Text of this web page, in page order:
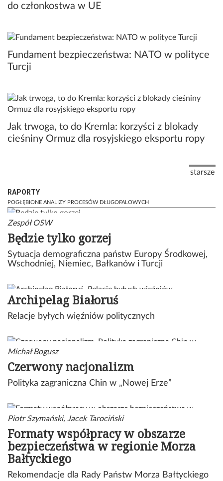
do członkostwa w UE
Fundament bezpieczeństwa: NATO w polityce
Turcji
Jak trwoga, to do Kremla: korzyści z blokady
cieśniny Ormuz dla rosyjskiego eksportu ropy
starsze
RAPORTY
Zespół OSW
Będzie tylko gorzej
Sytuacja demograficzna państw Europy Środkowej,
Wschodniej, Niemiec, Bałkanów i Turcji
Archipelag Białoruś
Relacje byłych więźniów politycznych
Michał Bogusz
Czerwony nacjonalizm
Polityka zagraniczna Chin w „Nowej Erze”
Piotr Szymański, Jacek Tarociński
Formaty współpracy w obszarze
bezpieczeństwa w regionie Morza
Bałtyckiego
Rekomendacje dla Rady Państw Morza Bałtyckiego